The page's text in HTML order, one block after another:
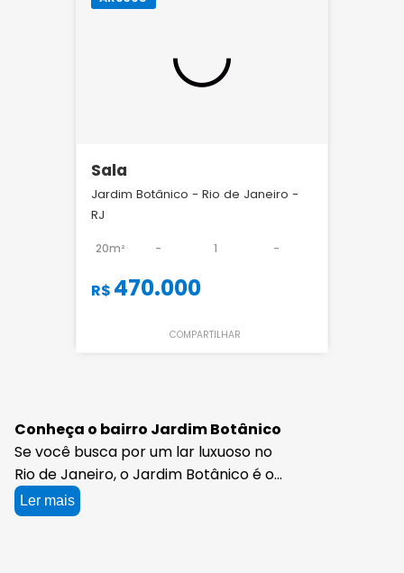
Sala
Jardim Botânico - Rio de Janeiro -
RJ
20m² - 1 -
R$ 470.000
COMPARTILHAR
Conheça o bairro Jardim Botânico
Se você busca por um lar luxuoso no
Rio de Janeiro, o Jardim Botânico é o
lugar perfeito para você e sua família.
Com imóveis de alto padrão à venda,
Ler mais